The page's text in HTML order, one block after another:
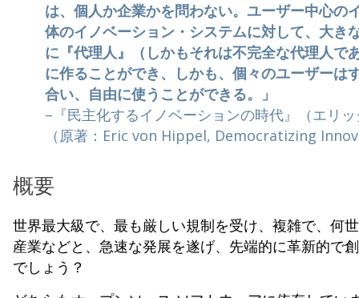
は、個人か企業かを問わない。ユーザー中心の
体のイノベーション・システムに対して、大き
に『代理人』（しかもそれは不完全な代理人で
に作ることができ、しかも、個々のユーザーは
合い、自由に使うことができる。」
–『民主化するイノベーションの時代』（エリ
（原著：Eric von Hippel, Democratizing
概要
世界最大級で、最も厳しい規制を受け、複雑で、何
産業などと、急速な発展を遂げ、先端的に革新的で
でしょう？